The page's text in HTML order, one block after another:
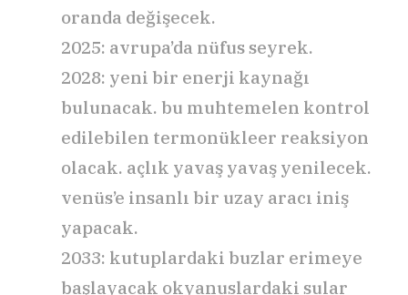
oranda değişecek.
2025: avrupa’da nüfus seyrek.
2028: yeni bir enerji kaynağı
bulunacak. bu muhtemelen kontrol
edilebilen termonükleer reaksiyon
olacak. açlık yavaş yavaş yenilecek.
venüs’e insanlı bir uzay aracı iniş
yapacak.
2033: kutuplardaki buzlar erimeye
başlayacak okyanuslardaki sular